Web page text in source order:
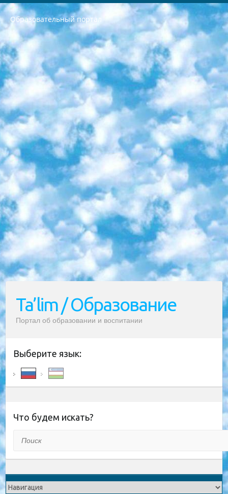
Образовательный портал
РЕСПУБЛИКА УЗБЕКИСТАН МИНИСТРЕРСТВО ДОШКОЛЬНОГО И ШКОЛЬНОГО ОБРАЗОВАНИЯ КОМАНДА в общеобразовательных учреждениях в 2023-2024 учебном году организация и проведение итоговой государственной аттестации обучающихся о Министра дошкольного и школьного образования Республики Узбекистан от 4 марта 2008 года (постановлением Минюста от 20 марта 2008 года № 1778 государственной регистрации) «Итоговое состояние учащихся общего среднего образования на основании положения об утверждении положения об аттестации общего среднего образования выпускной экзамен студентов в образовательных учреждениях в 2023-2024 учебном году В целях организации и прохождения аттестации приказываю: 1. Следующее: перечень предметов, по которым будет проводиться итоговая государственная аттестация и экзамен формы перевода согласно приложению 1; сертификаты международного образца, оценивающие уровень владения иностранными языками перечень согласно приложению 2; 2. Педагогический при специализированных образовательных учреждениях. научно-практический центр квалификации и международной оценки (Д.Давидова) 2024 г. До 25 марта: задания по предметам, по которым будет проводиться итоговая аттестация разработка и утверждение технических условий; итоговая аттестация на основании разработанного предметного задания разработка вопросов по предметам (устно и письменно), экзамен передача; общеобразовательные средние школы и специальные учебные заведения учащиеся выпускных классов школ и интернатов в агентской системе подготовка базы данных экзаменационных материалов и критериев оценки; перевод базы экзаменационных материалов на все языки обучения подать в Республиканский образовательный центр для изготовления; варианты экзаменов на основе разработанных контрольных материалов пусть будут поставлены задачи формирования. 3. Республиканский образовательный центр (Ш.Худайкулов) до 5 апреля 2024 года. до: база данных предоставленных экзаменационных материалов на все языки обучения перевод и экспертиза; для слепых, слабовидящих, глухих, слабослышащих и умственно отсталых детей учащиеся выпускных классов специализированных школ и школ-интернатов база данных экзаменационных материалов на всех преподаваемых языках подготовка критериев оценки; специализированные школы для умственно отсталых детей и технологии для учащихся выпускных классов школ-интернатов разработка соответствующих рекомендаций и критериев проведения ЕГЭ по естествознанию давать задания. 4. Педагогический при специализированных образовательных учреждениях. Научно-практический центр навыков и международной оценки (Д.Давидова), Республика образовательный центр (Худайкулов Ш.) итоговый государственный аттестационный экзамен ориентирован на творческое и логическое мышление при подготовке базы материалов учитывать введение заданий. 5. Следует отметить, что: сертификат государственного образца о знании общеобразовательного предмета и как минимум национальный уровень B1 по предметам на иностранных языках, указанным в Приложении 2. или международно признанный сертификат эквивалентного уровня студенты, изучающие определенный предмет, освобождаются от экзамена; по соответствующим предметам запланирована итоговая государственная аттестация за день до дня, путем жеребьевки Рабочей группой (в письменной форме по предметам, проводимым в форме) из числа сформированных вариантов выбрано 2 варианта; 2 выбранных варианта экзамена анонсированы на официальном сайте министерства и все выпускники по всей стране на основе этих вариантов проводит итоговую государственную аттестацию. 6. Государственное образование учащихся средних общеобразовательных учреждений. знания в соответствии с квалификационными требованиями, которые необходимо приобрести на основании стандартов итоговый (выпускной) контроль для 9 и 11 классов в целях тестирования Экзамены (далее – экзамены) состоят из предметов, перечисленных в приложении 1. будет сделано. 7. Экзамены пройдут с 26 мая по 15 июня 2024 г. (кроме науки физического воспитания). 8. Физическая для учащихся 9 классов общесредних образовательных учреждений. Экзамены по предмету «Образование, квалификация медицина» 1-6 мая 2024 года. сотрудники перевести под присмотр (с отклонениями в физическом или умственном развитии) специализированная школа для детей, школы-интернаты и со сколиозом школы-интернаты санаторного типа для больных детей исключены). 9. Он был слепым, слабовидящим и имел нарушения опорно-двигательного аппарата. экзамены в специализированных школах и интернатах для детей должны проводиться исходя из требований, предъявляемых к общеобразовательным учреждениям (физкультура кроме науки). 10. Специализированная школа для глухих и слабослышащих детей. и экзамены в интернатах и быть реализован в виде письменного теста по математике. 11. Специальность для умственно отсталых детей. Для 9 класса Родной язык и литературное письмо Государственный язык (язык обучения – узбекский). для неклассов) написано Математическое письмо Письменная/устная история Узбекистана Физическое воспитание практично Итоговый контроль Для 11 класса Написание родного языка и литературы (эссе) Математическое письмо Узбекский язык (обучение на узбекском языке) не посещающее общее среднее образование для учреждений)/Образовательное учреждение выбор письменный и устный Иностранный язык письменный/устный Письменная/устная история Узбекистана *По выбору студента:  Химия  Физика  Основы государственного права  География 10 бесплатных образовательных ресурсов - Мы составили подборку онлайн-проектов с интерактивными упражнениями, видеолекциями и статьями. Они помогут вам обрести новые и освежить старые знания бесплатно. 1. «ИНТУИТ» Старейшая образовательная площадка Рунета. Здесь вы найдёте сотни текстовых и видеокурсов на десятки различных тем — от программирования до психологии. Многие курсы подготовлены российскими университетами и крупными международными компаниями вроде Intel и Microsoft. Самостоятельное обучение бесплатное, но желающие могут оплатить услуги персональных наставников. 2. «Смартия» знакомит с актуальными профессиями и подсказывает, как им обучаться. Выбрав заинтересовавшую вас специальность — SMM-специалист, фотограф, веб-дизайнер или другую, — увидите список необходимых для неё умений. Чтобы вы могли освоить их самостоятельно, для каждого умения площадка отображает подборку ссылок на учебные материалы. Хотя «Смартия» ориентируется на русскоязычную аудиторию, часть контента всё же доступна только на английском. 3. «Лекторий Физтеха» Проект Московского физико-технического института (Физтеха). С его помощью вы можете смотреть онлайн серии лекций, записанные на видео в этом вузе. В числе доступных предметов — физика, биология, химия, информационные технологии и другие. К некоторым лекциям администрация ресурса прилагает готовые конспекты, которые можно скачивать в PDF-формате. 4. ITMOcourses Онлайн-площадка Санкт-Петербургского национального исследовательского университета информационных технологий, механики и оптики (ИТМО). Ресурс предоставляет свободный доступ к курсам, разработанным в этом вузе. Каталог материалов разбит на четыре категории: «Оптические системы и технологии», «Приборостроение и робототехника», «Информационные технологии» и «Биотехнологии». Курсы состоят из видеолекций, интерактивных демонстраций и заданий. 5. «КиберЛенинка» Электронная научная библиотека открытого доступа. Каталог площадки регулярно обрастает текстами статей из различных научных изданий. Сгруппированные по журналам и рубрикам публикации можно читать онлайн или скачивать целиком в PDF-формате. Проект нацелен на популяризацию науки за счёт открытого доступа к качественной информации. 6. «ПостНаука» На этом ресурсе публикуют подборки видеолекций, составленные экспертами из разных отраслей и объединённые общими темами. Среди них, к примеру, есть серии «Биоинформатика и геномика», «Культура средневековой Скандинавии» и Cinema Studies о теории кино. Каждая подборка лекций — логически связанная история, рассказанная экспертом от первого лица. Кроме того, на сайте появляются научно-образовательные статьи и тесты на разные темы. 7. «Newочём» Команда проекта «Newочём» отбирает самые интересные тексты из англоязычных СМИ и переводит те из них, за которые голосуют участники сообщества «ВКонтакте». По большей части это научно-популярные статьи. Редакторы придумывают лишь заголовки, в остальном содержание переводов соответствует оригиналам. Полные тексты можно читать прямо в социальной сети. 8. InternetUrok Онлайн-база материалов по основным дисциплинам школьной программы. Информация на сайте структурирована по классам, предметам и темам (урокам). Каждый урок состоит из видеолекций и конспектов. Есть также интерактивные тренажёры и тесты для закрепления пройденного материала. Даже если вы давно окончили школу, возможность повторить программу старших классов всегда может пригодиться. 9. Edutainme Ещё один ресурс об образовании. В отличие от Newtonew, как мне кажется, Edutainme больше ориентируется на представителей индустрии: педагогов, предпринимателей, разработчиков образовательных проектов. Но и любой, кто просто стремится к саморазвитию, найдёт на сайте много полезного и интересного для себя. Например, информацию о новых курсах и образовательных сервисах. 10. Newtonew Онлайн-медиа об образовании и обучении в широком смысле. Авторы Newtonew пишут об инструментах, заведениях, тактиках и стратегиях, которые помогают учить других и получать новые знания самостоятельно. На этой площадке вы найдёте новости, обзоры, аналитические мат
Ta’lim / Образование
Портал об образовании и воспитании
Выберите язык:
Что будем искать?